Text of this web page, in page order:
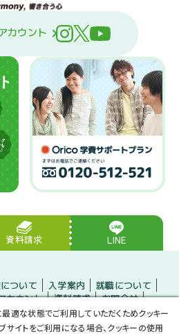
カウント
資料請求 LINE
ついて 入学案内
就職について
カウント 資料請求
お問合せ
保護者の方
企業の方
プライバシーポリシー サイトマップ
適な状態でご利用していただくためクッキー
サイトをご利用になる場合、クッキーの使用